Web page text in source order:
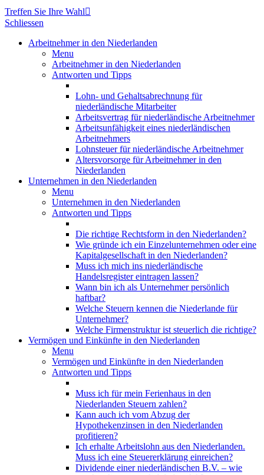
Treffen Sie Ihre Wahl
Schliessen
Arbeitnehmer in den Niederlanden
Menu
Arbeitnehmer in den Niederlanden
Antworten und Tipps
Lohn- und Gehaltsabrechnung für
niederländische Mitarbeiter
Arbeitsvertrag für niederländische Arbeitnehmer
Arbeitsunfähigkeit eines niederländischen
Arbeitnehmers
Lohnsteuer für niederländische Arbeitnehmer
Altersvorsorge für Arbeitnehmer in den
Niederlanden
Unternehmen in den Niederlanden
Menu
Unternehmen in den Niederlanden
Antworten und Tipps
Die richtige Rechtsform in den Niederlanden?
Wie gründe ich ein Einzelunternehmen oder eine
Kapitalgesellschaft in den Niederlanden?
Muss ich mich ins niederländische
Handelsregister eintragen lassen?
Wann bin ich als Unternehmer persönlich
haftbar?
Welche Steuern kennen die Niederlande für
Unternehmer?
Welche Firmenstruktur ist steuerlich die richtige?
Vermögen und Einkünfte in den Niederlanden
Menu
Vermögen und Einkünfte in den Niederlanden
Antworten und Tipps
Muss ich für mein Ferienhaus in den
Niederlanden Steuern zahlen?
Kann auch ich vom Abzug der
Hypothekenzinsen in den Niederlanden
profitieren?
Ich erhalte Arbeitslohn aus den Niederlanden.
Muss ich eine Steuererklärung einreichen?
Dividende einer niederländischen B.V. – wie